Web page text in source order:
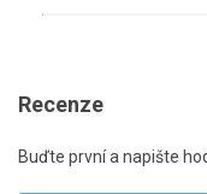
Recenze
Buďte první a napište